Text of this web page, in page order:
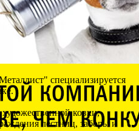
специализируется
ковки,
лестниц, заборы и